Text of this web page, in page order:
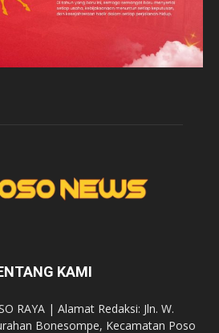
KAMI
RAYA | Alamat Redaksi: Jln. W.
Bonesompe, Kecamatan Poso